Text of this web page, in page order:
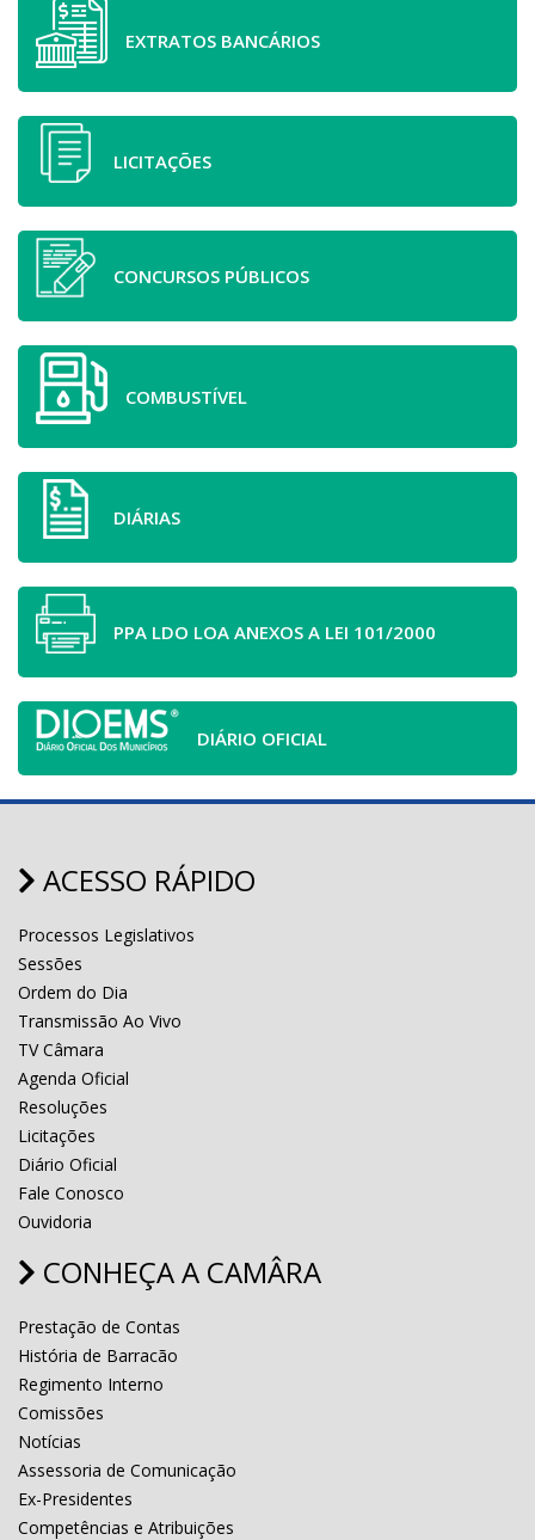
EXTRATOS BANCÁRIOS
LICITAÇÕES
CONCURSOS PÚBLICOS
COMBUSTÍVEL
DIÁRIAS
PPA LDO LOA ANEXOS A LEI 101/2000
DIÁRIO OFICIAL
ACESSO RÁPIDO
Processos Legislativos
Sessões
Ordem do Dia
Transmissão Ao Vivo
TV Câmara
Agenda Oficial
Resoluções
Licitações
Diário Oficial
Fale Conosco
Ouvidoria
CONHEÇA A CAMÂRA
Prestação de Contas
História de Barracão
Regimento Interno
Comissões
Notícias
Assessoria de Comunicação
Ex-Presidentes
Competências e Atribuições